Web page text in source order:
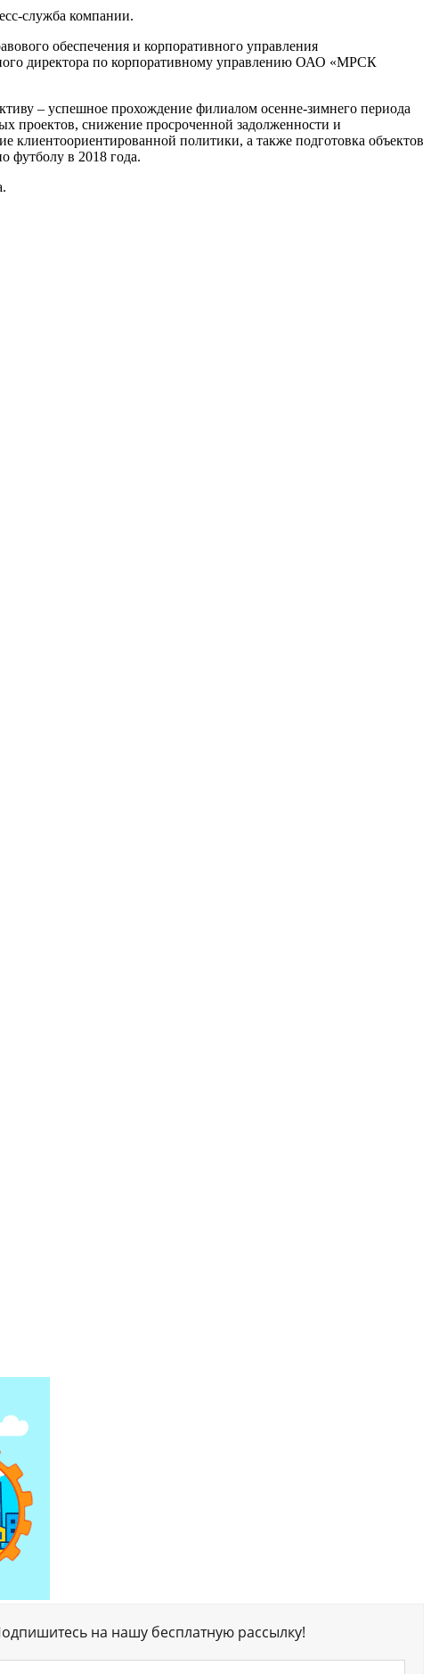
служба компании.
обеспечения и корпоративного управления
директора по корпоративному управлению ОАО «МРСК
– успешное прохождение филиалом осенне-зимнего периода
проектов, снижение просроченной задолженности и
клиентоориентированной политики, а также подготовка объектов
футболу в 2018 года.
на нашу бесплатную рассылку!